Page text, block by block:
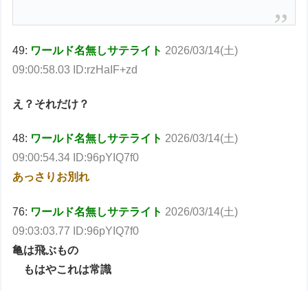
49: ワールド名無しサテライト 2026/03/14(土)
09:00:58.03 ID:rzHaIF+zd
え？それだけ？
48: ワールド名無しサテライト 2026/03/14(土)
09:00:54.34 ID:96pYIQ7f0
あっさりお別れ
76: ワールド名無しサテライト 2026/03/14(土)
09:03:03.77 ID:96pYIQ7f0
亀は飛ぶもの
もはやこれは常識